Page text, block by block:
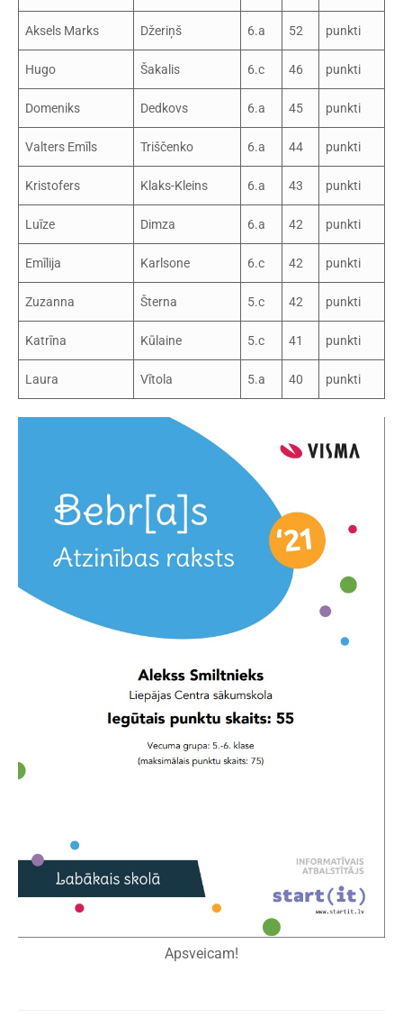
Aksels Marks Džeriņš 6.a 52 punkti
Hugo Šakalis 6.c 46 punkti
Domeniks Dedkovs 6.a 45 punkti
Valters Emīls Triščenko 6.a 44 punkti
Kristofers Klaks-Kleins 6.a 43 punkti
Luīze Dimza 6.a 42 punkti
Emīlija Karlsone 6.c 42 punkti
Zuzanna Šterna 5.c 42 punkti
Katrīna Kūlaine 5.c 41 punkti
Laura Vītola 5.a 40 punkti
Apsveicam!